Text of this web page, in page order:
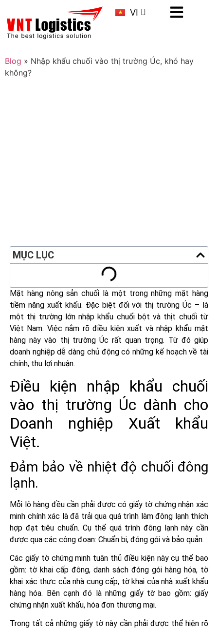
VI
CN
Blog » Nhập khẩu chuối vào thị trường Úc, khó hay
không?
MỤC LỤC
Mặt hàng nông sản chuối là một trong những mặt hàng
tiềm năng xuất khẩu. Đặc biệt đối với thị trường Úc – là
một thị trường lớn nhập khẩu chuối bột và thịt chuối từ
Việt Nam. Việc nắm rõ điều kiện xuất và nhập khẩu mặt
hàng này vào thị trường Úc rất quan trọng. Từ đó giúp
doanh nghiệp dễ dàng chủ động có những kế hoạch về tài
chính, thu lợi nhuận.
Điều kiện nhập khẩu chuối
vào thị trường Úc dành cho
Doanh nghiệp Xuất khẩu
Việt.
Đảm bảo về nhiệt độ chuối đông
lạnh.
Mỗi lô hàng đều cần phải được có giấy tờ chứng nhận xác
minh chính xác là đã trải qua quá trình làm đông lạnh thích
hợp đạt tiêu chuẩn. Cụ thể quá trình đông lạnh này cần
được qua các công đoạn: Chuẩn bị, đóng gói và bảo quản.
Các giấy tờ chứng minh tuân thủ điều kiện này cụ thể bao
gồm: tờ khai cấp đông, danh sách đóng gói hàng hóa, tờ
khai xác thực của nhà cung cấp, tờ khai của nhà xuất khẩu
hàng hóa. Bên cạnh đó là những giấy tờ bao gồm: giấy
chứng nhận xuất khẩu, hóa đơn thương mại.
Trong tất cả những giấy tờ này cần phải được thể hiện rõ